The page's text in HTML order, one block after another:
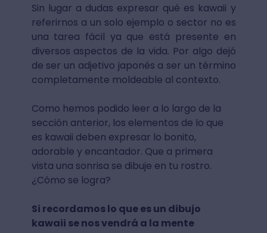
Sin lugar a dudas expresar qué es kawaii y
referirnos a un solo ejemplo o sector no es
una tarea fácil ya que está presente en
diversos aspectos de la vida. Por algo dejó
de ser un adjetivo japonés a ser un término
completamente moldeable al contexto.
Como hemos podido leer a lo largo de la
sección anterior, los elementos de lo que
es kawaii deben expresar lo bonito,
adorable y encantador. Que a primera
vista una sonrisa se dibuje en tu rostro.
¿Cómo se logra?
Si recordamos lo que es un dibujo
kawaii se nos vendrá a la mente